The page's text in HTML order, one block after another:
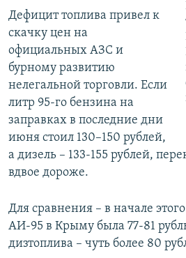
Дефицит топлива привел к
скачку цен на
официальных АЗС и
бурному развитию
нелегальной торговли. Если
литр 95-го бензина на
заправках в последние дни
июня стоил 130–150 рублей,
а дизель – 133-155 рублей,
вдвое дороже.
Для сравнения – в начале
АИ-95 в Крыму была 77-81
дизтоплива – чуть более 80